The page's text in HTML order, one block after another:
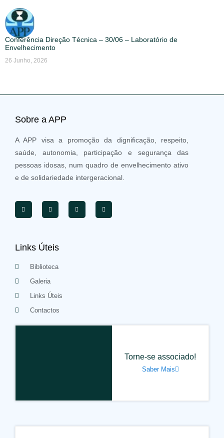
Conferência Direção Técnica – 30/06 – Laboratório de
Envelhecimento
26 Junho, 2026
Sobre a APP
A APP visa a promoção da dignificação, respeito,
saúde, autonomia, participação e segurança das
pessoas idosas, num quadro de envelhecimento ativo
e de solidariedade intergeracional.
Links Úteis
Biblioteca
Galeria
Links Úteis
Contactos
Torne-se associado!
Saber Mais